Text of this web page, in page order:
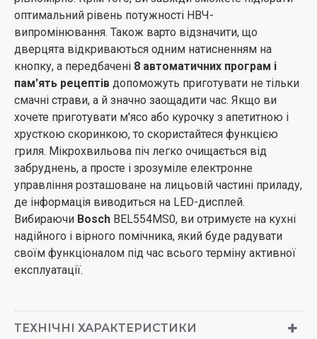
оптимальний рівень потужності НВЧ-
випромінювання. Також варто відзначити, що
дверцята відкриваються одним натисненням на
кнопку, а передбачені 8 автоматичних програм і
пам'ять рецептів допоможуть приготувати не тільки
смачні страви, а й значно заощадити час. Якщо ви
хочете приготувати м'ясо або курочку з апетитною і
хрусткою скоринкою, то скористайтеся функцією
гриля. Мікрохвильова піч легко очищається від
забруднень, а просте і зрозуміле електронне
управління розташоване на лицьовій частині приладу,
де інформація виводиться на LED-дисплей.
Вибираючи Bosch BEL554MS0, ви отримуєте на кухні
надійного і вірного помічника, який буде радувати
своїм функціоналом під час всього терміну активної
експлуатації.
ТЕХНІЧНІ ХАРАКТЕРИСТИКИ